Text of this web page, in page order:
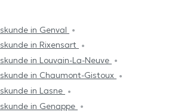
in Genval
in Rixensart
in Louvain-La-Neuve
in Chaumont-Gistoux
in Lasne
in Genappe